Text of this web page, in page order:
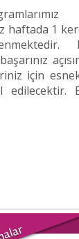
haftada 1
için
edilecektir.